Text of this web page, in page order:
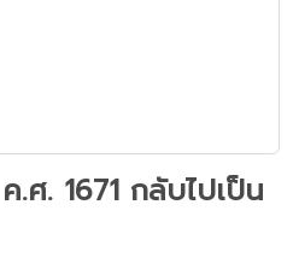
.ศ. 1671 กลับไปเป็น